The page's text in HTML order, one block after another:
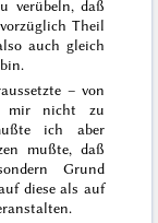
verübeln, daß
Theil
auch gleich
– von
mir nicht zu
ich aber
mußte, daß
Grund
diese als auf